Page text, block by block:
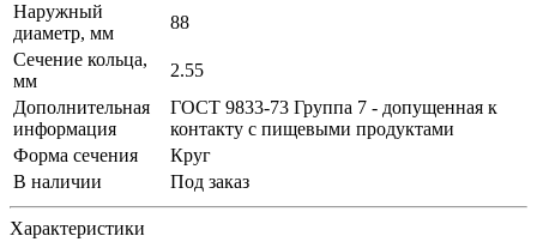
Наружный
диаметр, мм
88
Сечение кольца,
мм
2.55
Дополнительная
информация
ГОСТ 9833-73 Группа 7 - допущенная к
контакту с пищевыми продуктами
Форма сечения
Круг
В наличии
Под заказ
Характеристики